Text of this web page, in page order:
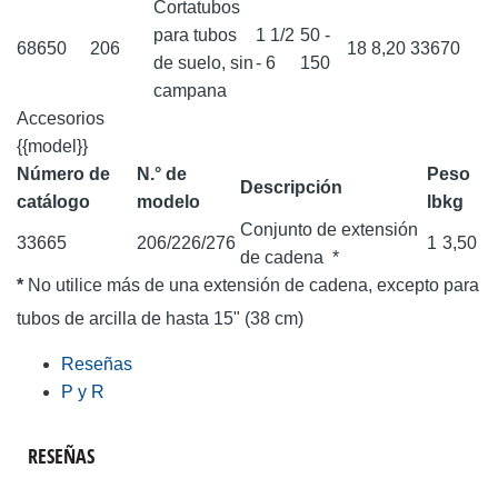
68650 206
Cortatubos
para tubos
de suelo, sin
campana
1 1/2
- 6
50 -
150
18 8,20 33670
Accesorios
{{model}}
Número de
catálogo
N.° de
modelo
Descripción
Peso
lb kg
33665 206/226/276
Conjunto de extensión
de cadena *
1 3,50
* No utilice más de una extensión de cadena, excepto para
tubos de arcilla de hasta 15" (38 cm)
Reseñas
P y R
RESEÑAS